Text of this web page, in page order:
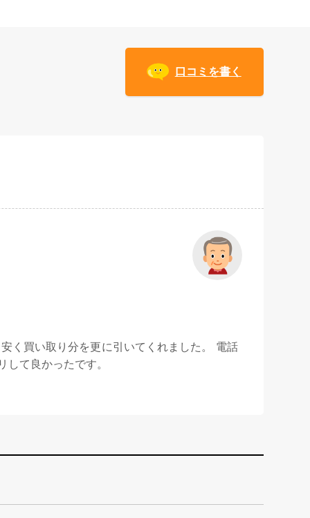
口コミを書く
く買い取り分を更に引いてくれました。 電話
て良かったです。